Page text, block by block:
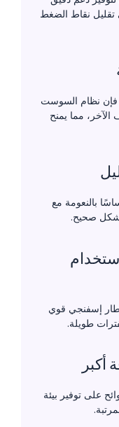
تقليل نقاط الضغط
فإن نظام السوست
الآخر، مما يمنح
بالنعومة مع
بشكل صحيح.
إسفنجي قوي
طويلة.
أكبر
على توفير بيئة